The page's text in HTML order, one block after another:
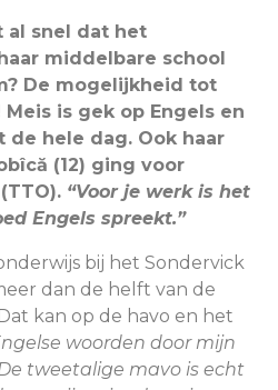
al snel dat het
middelbare school
De mogelijkheid tot
is gek op Engels en
hele dag. Ook haar
(12) ging voor
“Voor je werk is het
Engels spreekt.”
bij het Sondervick
dan de helft van de
kan op de havo en het
woorden door mijn
tweetalige mavo is echt